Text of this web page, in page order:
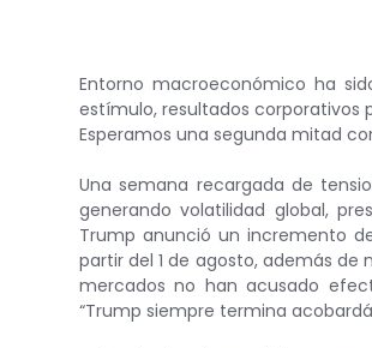
Entorno macroeconómico ha
estímulo, resultados corporativos
Esperamos una segunda mitad
Una semana recargada de
generando volatilidad global,
Trump anunció un incremento
partir del 1 de agosto, además de
mercados no han acusado
“Trump siempre termina